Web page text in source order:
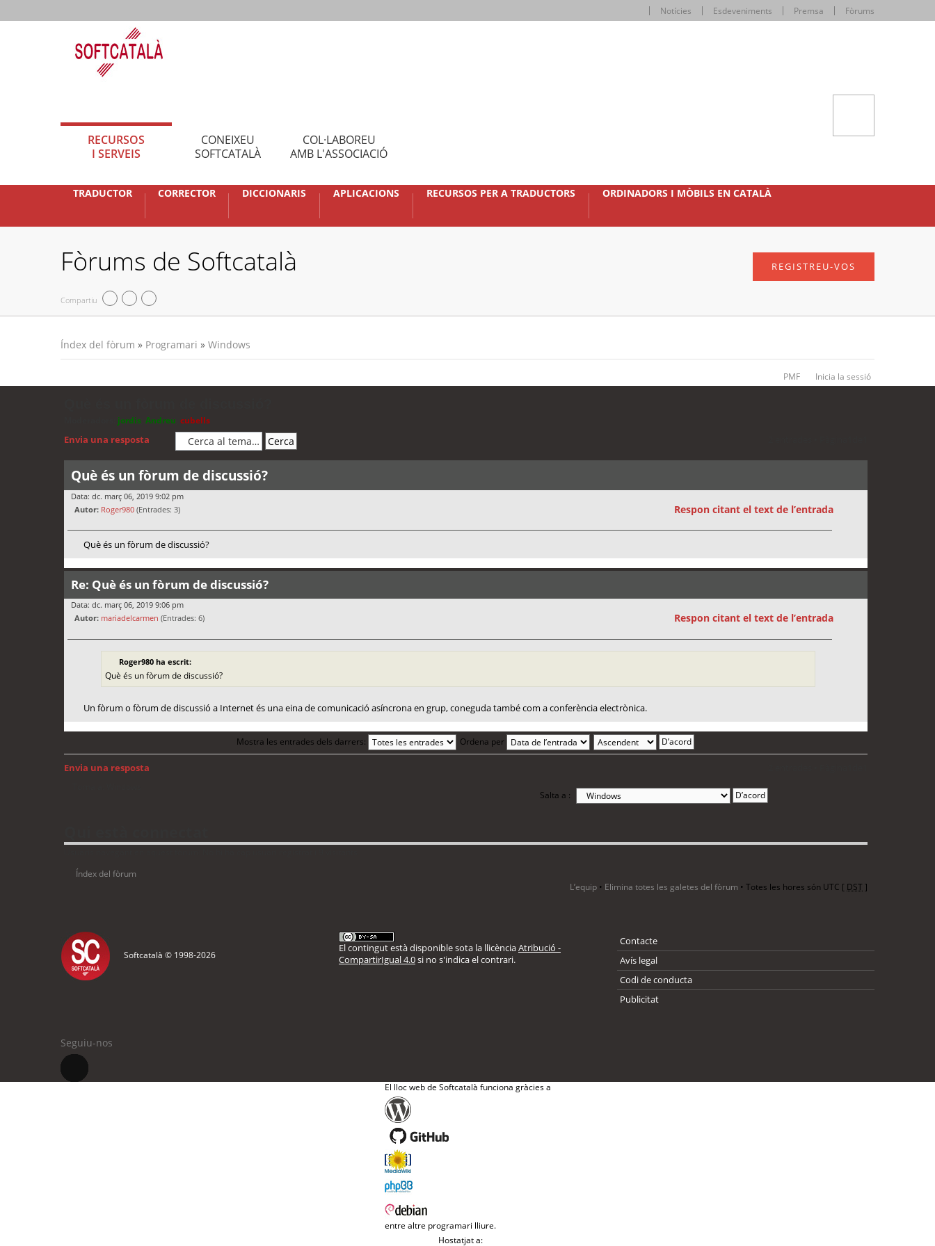
Notícies Esdeveniments Premsa Fòrums
RECURSOS
I SERVEIS
CONEIXEU
SOFTCATALÀ
COL·LABOREU
AMB L'ASSOCIACIÓ
TRADUCTOR CORRECTOR DICCIONARIS APLICACIONS RECURSOS PER A TRADUCTORS ORDINADORS I MÒBILS EN CATALÀ
Fòrums de Softcatalà
Compartiu
REGISTREU-VOS
Índex del fòrum » Programari » Windows
PMF Inicia la sessió
jordis Andreu cubells
Envia una resposta
Què és un fòrum de discussió?
Data: dc. març 06, 2019 9:02 pm
Autor: Roger980 (Entrades: 3) Respon citant el text de l’entrada
Què és un fòrum de discussió?
Re: Què és un fòrum de discussió?
Data: dc. març 06, 2019 9:06 pm
Autor: mariadelcarmen (Entrades: 6) Respon citant el text de l’entrada
Roger980 ha escrit:
Què és un fòrum de discussió?
Un fòrum o fòrum de discussió a Internet és una eina de comunicació asíncrona en grup, coneguda també com a conferència electrònica.
Mostra les entrades dels darrers: Ordena per
Envia una resposta
Salta a :
Índex del fòrum
L’equip • Elimina totes les galetes del fòrum • Totes les hores són UTC [ DST]
Softcatalà © 1998-2026
El contingut està disponible sota la llicènciaAtribució -
CompartirIgual 4.0si no s'indica el contrari.
Contacte
Avís legal
Codi de conducta
Publicitat
Seguiu-nos
El lloc web de Softcatalà funciona gràcies a
entre altre programari lliure.
Hostatjat a: